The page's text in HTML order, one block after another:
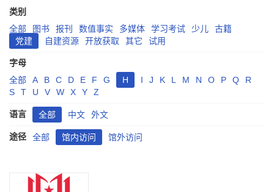
类别
全部
图书 报刊 数值事实 多媒体 学习考试 少儿
古籍
党建
自建资源 开放获取 其它 试用
字母
全部
A B C D E F G H I J K L M N O P Q
R
S
T U V W X Y Z
语言 全部 中文 外文
途径 全部 馆内访问 馆外访问